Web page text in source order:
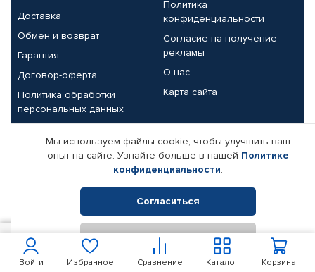
Войти Избранное Сравнение Корзина
Каталог
Доставка
Обмен и возврат
Гарантия
Договор-оферта
Политика обработки
персональных данных
Политика
конфиденциальности
Согласие на получение
рекламы
О нас
Карта сайта
Партнерам
Корпоративным клиентам
Поставщикам
Реквизиты компании
© КАМАЗ ЦЕНТР ДОНЕЦК, 2015-2026. Все права защищены.
Интернет-магазин автомобильных товаров Автопрофи.
Мы используем файлы cookie, чтобы улучшить ваш
опыт на сайте. Узнайте больше в нашей Политике
конфиденциальности.
Согласиться
Отклонить
100 В корзину